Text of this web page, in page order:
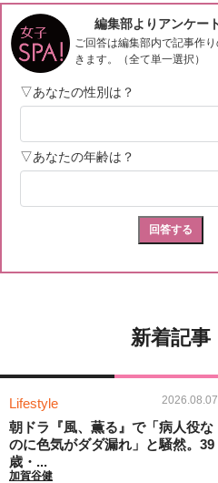
新着記事
Lifestyle 2026.08.07
朝ドラ『風、薫る』で「病人役な
のに色気がダダ漏れ」と騒然。39
歳・...
加賀谷健